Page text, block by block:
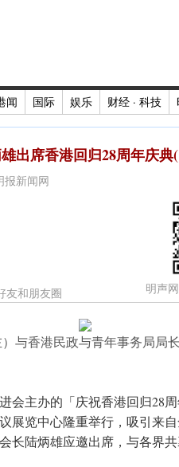
闻 国际 娱乐 财经 · 科技
出席香港回归28周年庆典
报新闻网
友和朋友圈 明声
与香港民政与青年事务局局
会主办的「庆祝香港回归28
展览中心隆重举行，吸引来
长陆炳雄应邀出席，与各界